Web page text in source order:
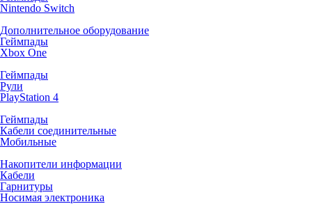
Nintendo Switch
Дополнительное оборудование
Геймпады
Xbox One
Геймпады
Рули
PlayStation 4
Геймпады
Кабели соединительные
Мобильные
Накопители информации
Кабели
Гарнитуры
Носимая электроника